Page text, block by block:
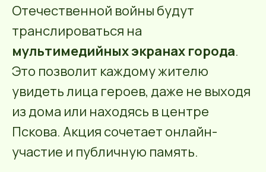
Отечественной войны будут
транслироваться на
мультимедийных экранах города.
Это позволит каждому жителю
увидеть лица героев, даже не выходя
из дома или находясь в центре
Пскова. Акция сочетает онлайн-
участие и публичную память.